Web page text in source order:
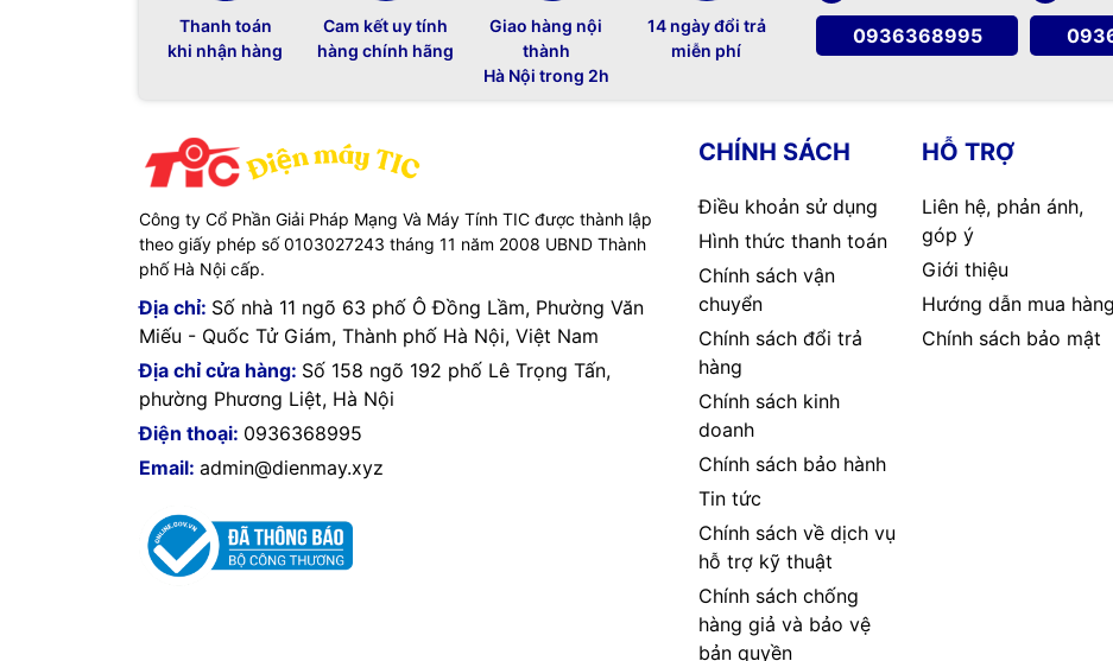
Thanh toán
khi nhận hàng
Cam kết uy tính
hàng chính hãng
Giao hàng nội
thành
Hà Nội trong 2h
14 ngày đổi trả
miễn phí
0936368995
Công ty Cổ Phần Giải Pháp Mạng Và Máy Tính TIC được thành lập
theo giấy phép số 0103027243 tháng 11 năm 2008 UBND Thành
phố Hà Nội cấp.
Địa chỉ: Số nhà 11 ngõ 63 phố Ô Đồng Lầm, Phường Văn
Miếu - Quốc Tử Giám, Thành phố Hà Nội, Việt Nam
Địa chỉ cửa hàng: Số 158 ngõ 192 phố Lê Trọng Tấn,
phường Phương Liệt, Hà Nội
Điện thoại: 0936368995
Email: admin@dienmay.xyz
CHÍNH SÁCH
Điều khoản sử dụng
Hình thức thanh toán
Chính sách vận
chuyển
Chính sách đổi trả
hàng
Chính sách kinh
doanh
Chính sách bảo hành
Tin tức
Chính sách về dịch vụ
hỗ trợ kỹ thuật
Chính sách chống
hàng giả và bảo vệ
bản quyền
HỖ TRỢ
Liên hệ, phản ánh,
góp ý
Giới thiệu
Hướng dẫn mua hàng
Chính sách bảo mật